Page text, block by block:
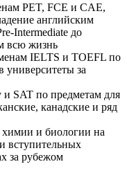
PET, FCE и CAE,
английским
Intermediate до
всю жизнь
IELTS и TOEFL по
университеты за
SAT по предметам для
канадские и ряд
химии и биологии на
вступительных
за рубежом